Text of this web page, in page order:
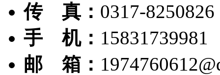
传 真： 0317-8250826
手 机： 15831739981
邮 箱：